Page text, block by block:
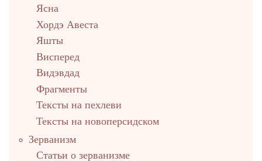
Ясна
Хордэ Авеста
Яшты
Висперед
Видэвдад
Фрагменты
Тексты на пехлеви
Тексты на новоперсидском
Зерванизм
Статьи о зерванизме